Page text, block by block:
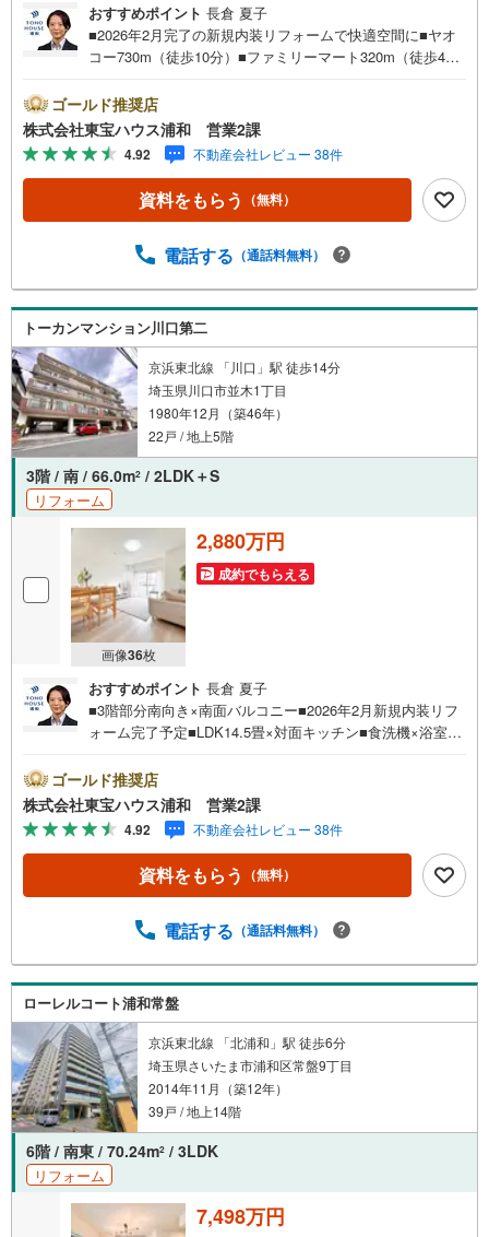
おすすめポイント 長倉 夏子
■2026年2月完了の新規内装リフォームで快適空間に■ヤオ
コー730m（徒歩10分）■ファミリーマート320m（徒歩4
営業時間:7:00～22:00（年中無休）こちらの時間帯はお電
話でのお問い合わせがスムーズにご案内できますぜひお気
軽にご連絡下さい！東宝ハウスライフソリューションズグ
ループ 東宝ハウス浦和 特別提携金利〔一例〕東宝ハウ
ス浦和の住宅ローン■変動金利全期間引下げプラン⇒住宅ロ
ーン金利優遇割の最大適用《0.89％》と某信用金庫金利1.2
303万円※2026年7月末実行分まで（審査・要件がありま
ウスのライフパートナーが直接ご対応ライフプランニン
グ、かけつけサポート、Club Offプレミアムなど多彩なサー
ビスがございます
ゴールド推奨店
株式会社東宝ハウス浦和 営業2課
4.92 不動産会社レビュー 38件
資料をもらう （無料）
電話する （通話料無料）
トーカンマンション川口第二
京浜東北線 「川口」駅 徒歩14分
埼玉県川口市並木1丁目
1980年12月（築46年）
22戸 / 地上5階
3階 / 南 / 66.0m2 / 2LDK＋S
リフォーム
画像36枚
2,880万円
成約でもらえる
おすすめポイント 長倉 夏子
■3階部分南向き×南面バルコニー■2026年2月新規内装リフ
ォーム完了予定■LDK14.5畳×対面キッチン■食洗機×浴室乾
歩2分×ベルク歩5分お問合せでもれなく「住宅ローン講
座」プレゼント！営業時間:7:00～22:00（年中無休）こち
らの時間帯はお電話でのお問い合わせがスムーズにご案内
できますぜひお気軽にご連絡下さい！東宝ハウスライフソ
リューションズグループ 東宝ハウス浦和 特別提携金利
〔一例〕東宝ハウス浦和の住宅ローン■変動金利全期間引下
某信用金庫金利1.275％の比較借入金4000万円返済期間35
査・要件があります）◇TOHO HOUSE CLUBで生涯の安心
をお届け◇東宝ハウスのライフパートナーが直接ご対応ラ
イフプランニング…
ゴールド推奨店
株式会社東宝ハウス浦和 営業2課
4.92 不動産会社レビュー 38件
資料をもらう （無料）
電話する （通話料無料）
ローレルコート浦和常盤
京浜東北線 「北浦和」駅 徒歩6分
埼玉県さいたま市浦和区常盤9丁目
2014年11月（築12年）
39戸 / 地上14階
6階 / 南東 / 70.24m2 / 3LDK
リフォーム
7,498万円